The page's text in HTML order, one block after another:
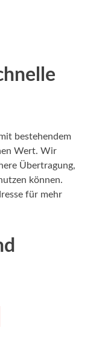
bestehendem
Wert. Wir
Übertragung,
können.
für mehr